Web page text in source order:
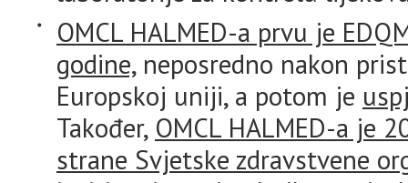
OMCL HALMED-a prvu je
godine,neposredno nakon
Europskoj uniji, a potom je
Također, OMCL HALMED-a je
strane Svjetske zdravstvene